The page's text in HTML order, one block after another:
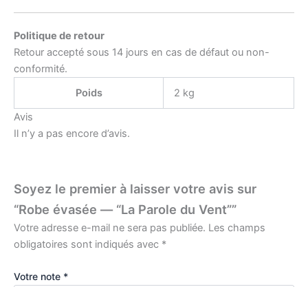
Politique de retour
Retour accepté sous 14 jours en cas de défaut ou non-
conformité.
Poids
2 kg
Avis
Il n’y a pas encore d’avis.
Soyez le premier à laisser votre avis sur
“Robe évasée — “La Parole du Vent””
Votre adresse e-mail ne sera pas publiée. Les champs
obligatoires sont indiqués avec *
Votre note *